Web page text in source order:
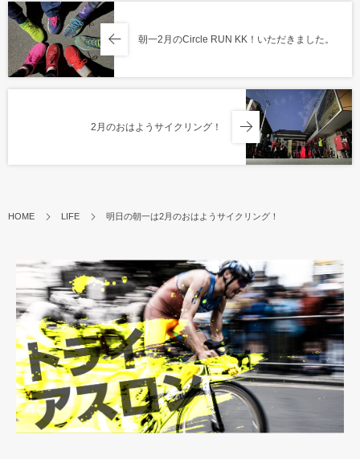
朝一2月のCircle RUN KK！いただきました。
2月のおはようサイクリング！
HOME LIFE 明日の朝一は2月のおはようサイクリング！